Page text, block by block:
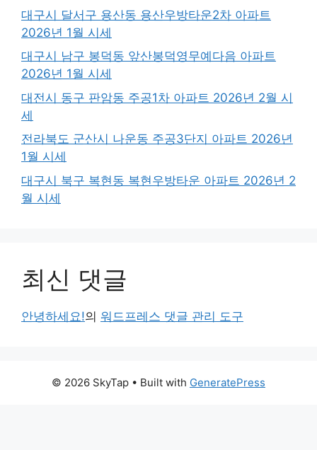
대구시 달서구 용산동 용산우방타운2차 아파트
2026년 1월 시세
대구시 남구 봉덕동 앞산봉덕영무예다음 아파트
2026년 1월 시세
대전시 동구 판암동 주공1차 아파트 2026년 2월 시
세
전라북도 군산시 나운동 주공3단지 아파트 2026년
1월 시세
대구시 북구 복현동 복현우방타운 아파트 2026년 2
월 시세
최신 댓글
안녕하세요!의 워드프레스 댓글 관리 도구
© 2026 SkyTap • Built with GeneratePress